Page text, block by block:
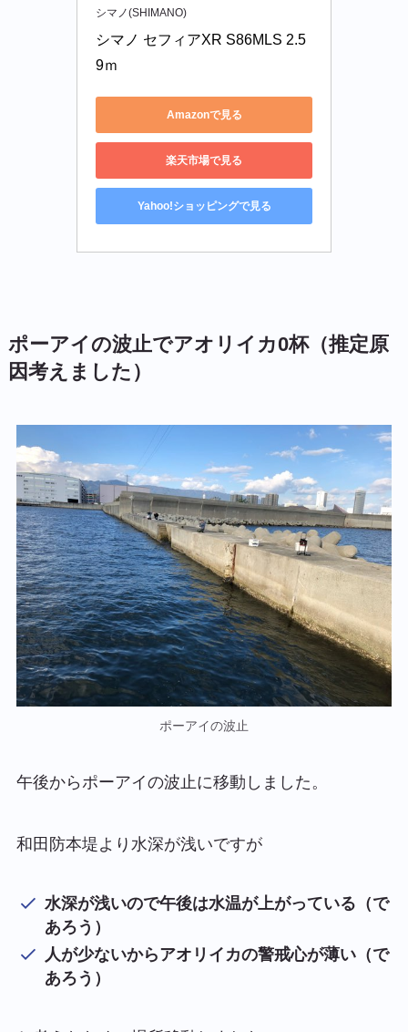
シマノ(SHIMANO)
シマノ セフィアXR S86MLS 2.5
9ｍ
Amazonで見る
楽天市場で見る
Yahoo!ショッピングで見る
ポーアイの波止でアオリイカ0杯（推定原
因考えました）
ポーアイの波止
午後からポーアイの波止に移動しました。
和田防本堤より水深が浅いですが
水深が浅いので午後は水温が上がっている（で
あろう）
人が少ないからアオリイカの警戒心が薄い（で
あろう）